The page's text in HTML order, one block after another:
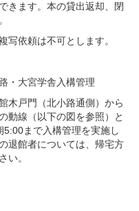
ます。本の貸出返却、閉
依頼は不可とします。
・大宮学舎入構管理
戸門（北小路通側）から
動線（以下の図を参照）と
まで入構管理を実施し
退館者については、帰宅方
い。